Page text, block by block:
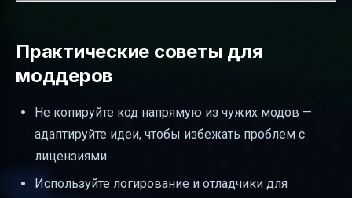
Практические советы для
моддеров
Не копируйте код напрямую из чужих модов —
адаптируйте идеи, чтобы избежать проблем с
лицензиями.
Используйте логирование и отладчики для